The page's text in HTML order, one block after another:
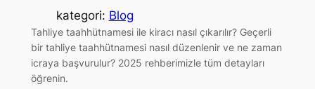
kategori: Blog
Tahliye taahhütnamesi ile kiracı nasıl çıkarılır? Geçerli
bir tahliye taahhütnamesi nasıl düzenlenir ve ne zaman
icraya başvurulur? 2025 rehberimizle tüm detayları
öğrenin.